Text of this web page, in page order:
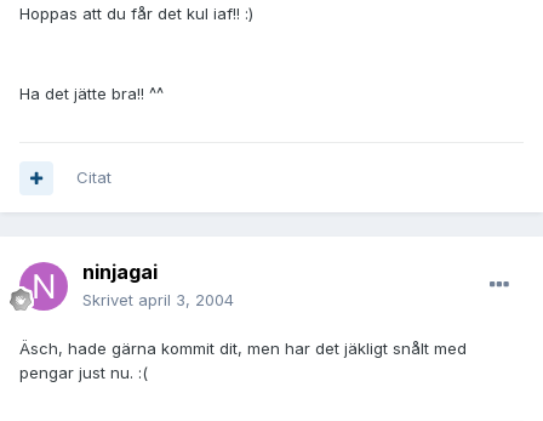
Hoppas att du får det kul iaf!! :)
Ha det jätte bra!! ^^
Citat
ninjagai
Skrivet april 3, 2004
Äsch, hade gärna kommit dit, men har det jäkligt snålt med
pengar just nu. :(